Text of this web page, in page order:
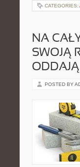
CATEGORIES:
NA
SWOJĄ
POSTED BY